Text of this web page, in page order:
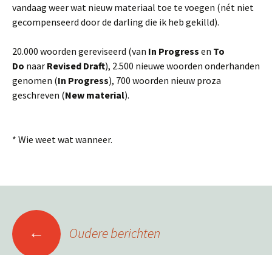
vandaag weer wat nieuw materiaal toe te voegen (nét niet
gecompenseerd door de darling die ik heb gekilld).
20.000 woorden gereviseerd (van In Progress en To
Do naar Revised Draft), 2.500 nieuwe woorden onderhanden
genomen (In Progress), 700 woorden nieuw proza
geschreven (New material).
* Wie weet wat wanneer.
Berichtennavigatie
← Oudere berichten